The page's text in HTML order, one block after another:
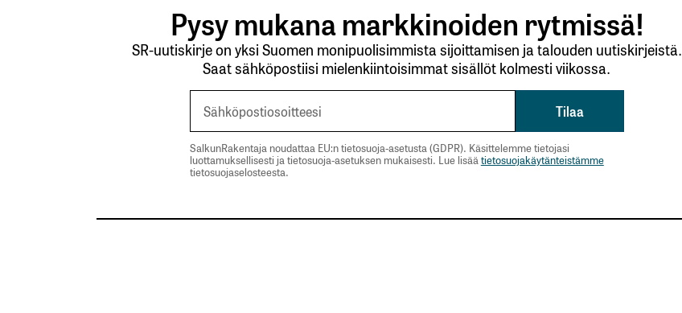
Nimesi tai nimimerkkisi* Sähköpostiosoitteesi*
Tilaa SalkunRakentajan uutiskirje
Pysy mukana markkinoiden rytmissä!
SR-uutiskirje on yksi Suomen monipuolisimmista sijoittamisen ja talouden uutiskirjeistä.
Saat sähköpostiisi mielenkiintoisimmat sisällöt kolmesti viikossa.
SalkunRakentaja noudattaa EU:n tietosuoja-asetusta (GDPR). Käsittelemme tietojasi
luottamuksellisesti ja tietosuoja-asetuksen mukaisesti. Lue lisää tietosuojakäytänteistämme
tietosuojaselosteesta.